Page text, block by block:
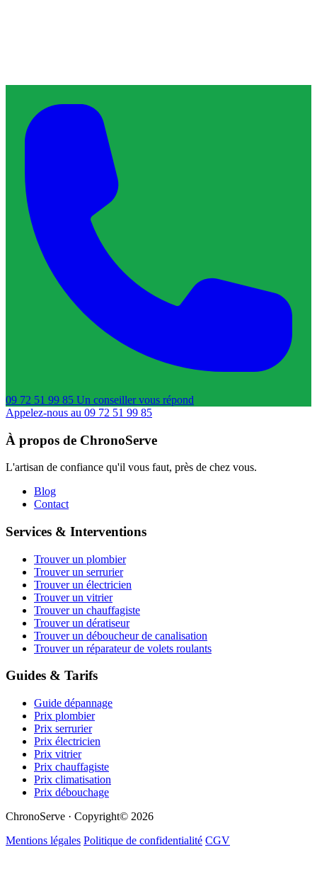
09 72 51 99 85 Un conseillervous répond
Appelez-nous au 09 72 51 99 85
À propos de ChronoServe
L'artisan de confiance qu'il vous faut, près de chez vous.
Blog
Contact
Services & Interventions
Trouver un plombier
Trouver un serrurier
Trouver un électricien
Trouver un vitrier
Trouver un chauffagiste
Trouver un dératiseur
Trouver un déboucheur de canalisation
Trouver un réparateur de volets roulants
Guides & Tarifs
Guide dépannage
Prix plombier
Prix serrurier
Prix électricien
Prix vitrier
Prix chauffagiste
Prix climatisation
Prix débouchage
ChronoServe · Copyright© 2026
Mentions légales Politique de confidentialité CGV